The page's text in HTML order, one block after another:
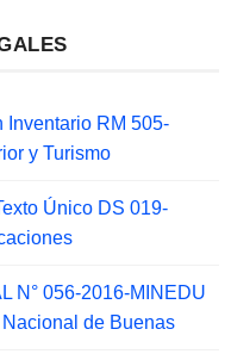
Inventario RM 505-
y Turismo
Único DS 019-
N° 056-2016-MINEDU
de Buenas